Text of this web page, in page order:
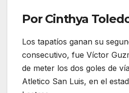
Por Cinthya
Los tapatíos ganan su
consecutivo, fue Víctor
de meter los dos goles de
Atletico San Luis, en el